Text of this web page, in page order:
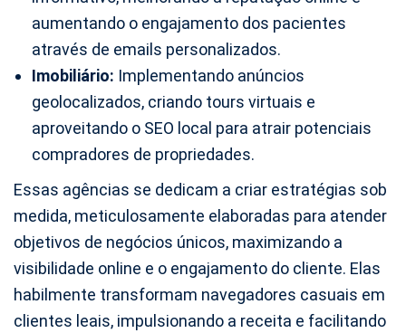
aumentando o engajamento dos pacientes
através de emails personalizados.
Imobiliário: Implementando anúncios
geolocalizados, criando tours virtuais e
aproveitando o SEO local para atrair potenciais
compradores de propriedades.
Essas agências se dedicam a criar estratégias sob
medida, meticulosamente elaboradas para atender
objetivos de negócios únicos, maximizando a
visibilidade online e o engajamento do cliente. Elas
habilmente transformam navegadores casuais em
clientes leais, impulsionando a receita e facilitando